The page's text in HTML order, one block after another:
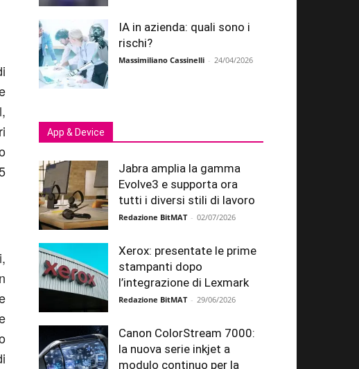
IA in azienda: quali sono i
rischi?
Massimiliano Cassinelli - 24/04/2026
App & Device
Jabra amplia la gamma
Evolve3 e supporta ora
tutti i diversi stili di lavoro
Redazione BitMAT - 02/07/2026
Xerox: presentate le prime
stampanti dopo
l’integrazione di Lexmark
Redazione BitMAT - 29/06/2026
Canon ColorStream 7000:
la nuova serie inkjet a
modulo continuo per la